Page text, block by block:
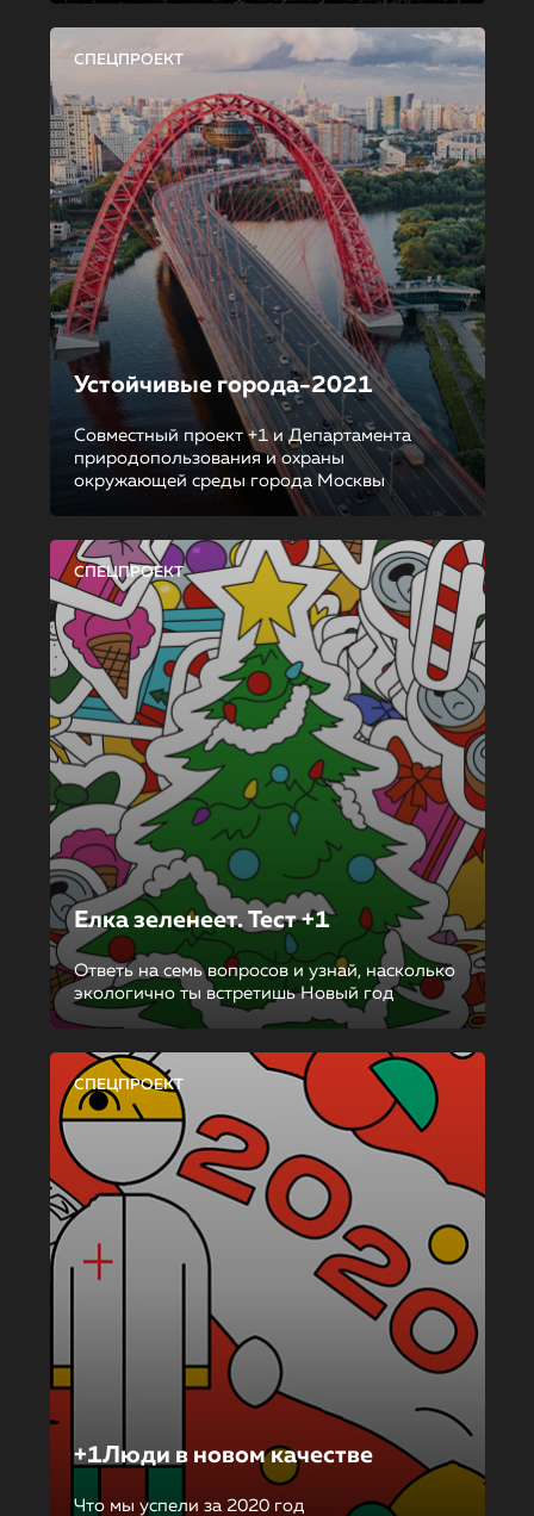
СПЕЦПРОЕКТ
Устойчивые города-2021
Совместный проект +1 и Департамента
природопользования и охраны
окружающей среды города Москвы
СПЕЦПРОЕКТ
Елка зеленеет. Тест +1
Ответь на семь вопросов и узнай, насколько
экологично ты встретишь Новый год
СПЕЦПРОЕКТ
+1Люди в новом качестве
Что мы успели за 2020 год